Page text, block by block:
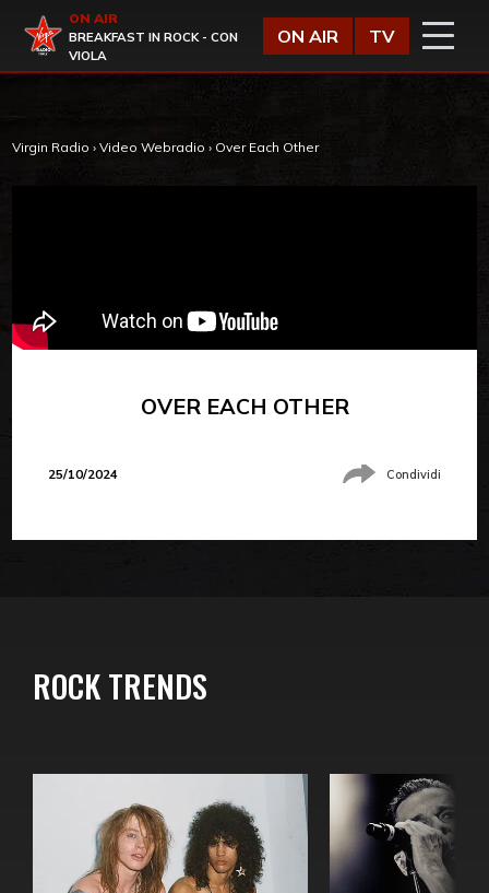
Virgin Radio
ON AIR
BREAKFAST IN ROCK - CON
VIOLA
ON AIR TV
Virgin Radio › Video Webradio › Over Each Other
OVER EACH OTHER
25/10/2024 Condividi
ROCK TRENDS